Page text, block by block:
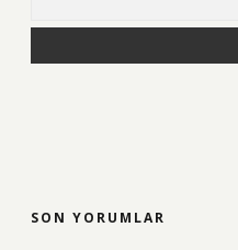
SON YORUMLAR